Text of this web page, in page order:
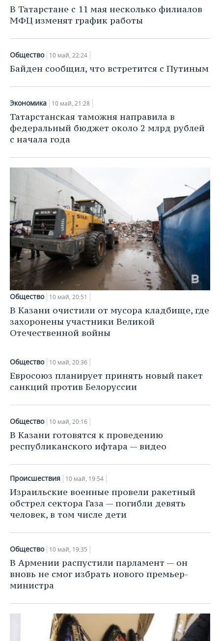
НЕФТЕХИМИЯ
НЕФТЬ
ЭНЕРГЕТИКА
РОЗНИЧНАЯ ТОРГОВЛЯ
ТРАНСПОРТ
УСЛУГИ
НОВОСТИ ТЕХНОЛОГИЙ
IT
МЕДИА
ТЕЛЕКОММУНИКАЦИИ
МЕРОПРИЯТИЯ
НОВОСТИ МЕРОПРИЯТИЙ
ВЫЕЗДНАЯ РЕДАКЦИЯ
БИЗНЕС-БРАНЧИ
ONLINE-КОНФЕРЕНЦИИ
ОТКРЫТАЯ ЛЕКЦИЯ
СПОРТ
НОВОСТИ СПОРТА
ФУТБОЛ
ХОККЕЙ
БАСКЕТБОЛ
КИБЕРСПОРТ
ФИГУРНОЕ КАТАНИЕ
ВОДНЫЕ ВИДЫ СПОРТА
ХОККЕЙ С МЯЧОМ
ОБЩЕСТВО
НОВОСТИ ОБЩЕСТВА
ВЛАСТЬ
ИНФРАСТРУКТУРА
КУЛЬТУРА
МЕДИЦИНА
ОБРАЗОВАНИЕ
ПРОИСШЕСТВИЯ
ФОТОГАЛЕРЕЯ
СПРАВОЧНИК
СПИСОК КОМПАНИЙ
В Татарстане с 11 мая несколько филиалов
МФЦ изменят график работы
Общество 10 май, 22:24
Байден сообщил, что встретится с Путиным
Экономика 10 май, 21:28
Татарстанская таможня направила в
федеральный бюджет около 2 млрд рублей
с начала года
Общество 10 май, 20:51
В Казани очистили от мусора кладбище, где
захоронены участники Великой
Отечественной войны
Общество 10 май, 20:36
Евросоюз планирует принять новый пакет
санкций против Белоруссии
Общество 10 май, 20:16
В Казани готовятся к проведению
республиканского ифтара — видео
Происшествия 10 май, 19:54
Израильские военные провели ракетный
обстрел сектора Газа — погибли девять
человек, в том числе дети
Общество 10 май, 19:35
В Армении распустили парламент — он
вновь не смог избрать нового премьер-
министра